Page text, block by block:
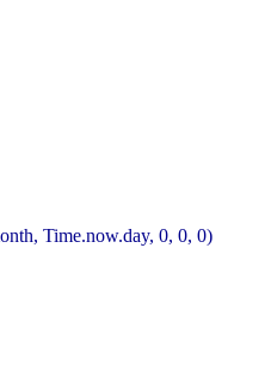
Time.now.day, 0, 0, 0)